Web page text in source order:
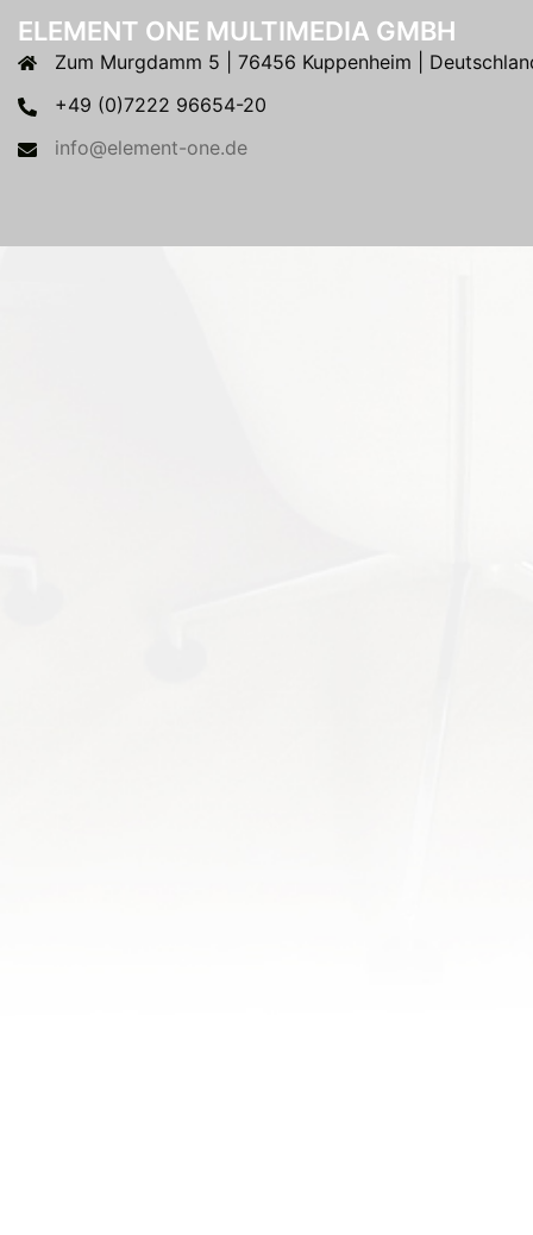
ELEMENT ONE MULTIMEDIA GMBH
Zum Murgdamm 5 | 76456 Kuppenheim |
+49 (0)7222 96654-20
info@element-one.de